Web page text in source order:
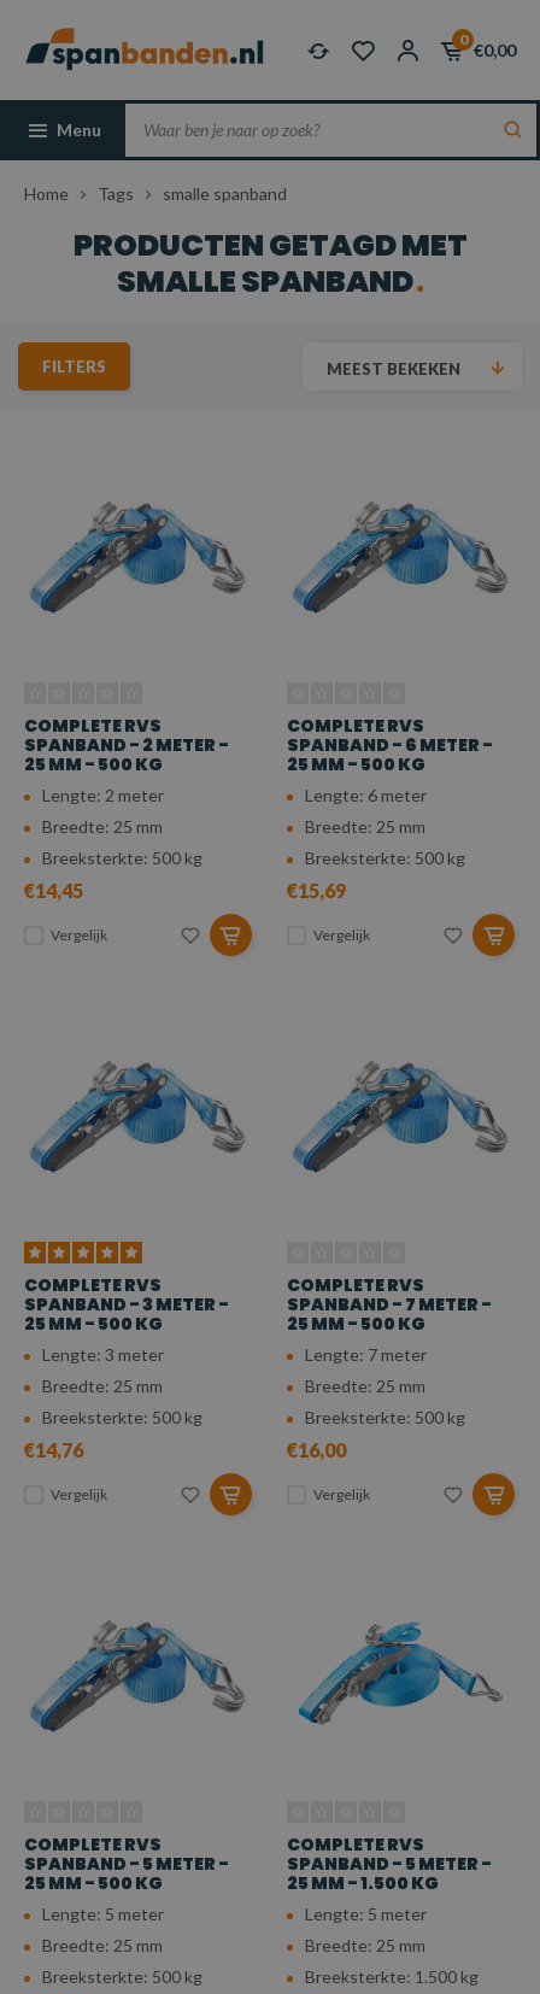
0
€0,00
Menu
Home Tags smalle spanband
PRODUCTEN GETAGD MET
SMALLE SPANBAND
FILTERS MEEST BEKEKEN
COMPLETE RVS
SPANBAND - 2 METER -
25 MM - 500 KG
Lengte: 2 meter
Breedte: 25 mm
Breeksterkte: 500 kg
€14,45
Vergelijk
COMPLETE RVS
SPANBAND - 6 METER -
25 MM - 500 KG
Lengte: 6 meter
Breedte: 25 mm
Breeksterkte: 500 kg
€15,69
Vergelijk
COMPLETE RVS
SPANBAND - 3 METER -
25 MM - 500 KG
Lengte: 3 meter
Breedte: 25 mm
Breeksterkte: 500 kg
€14,76
Vergelijk
COMPLETE RVS
SPANBAND - 7 METER -
25 MM - 500 KG
Lengte: 7 meter
Breedte: 25 mm
Breeksterkte: 500 kg
€16,00
Vergelijk
COMPLETE RVS
SPANBAND - 5 METER -
25 MM - 500 KG
Lengte: 5 meter
Breedte: 25 mm
Breeksterkte: 500 kg
COMPLETE RVS
SPANBAND - 5 METER -
25 MM - 1.500 KG
Lengte: 5 meter
Breedte: 25 mm
Breeksterkte: 1.500 kg